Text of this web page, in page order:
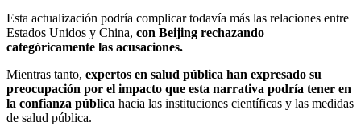
Esta actualización podría complicar todavía más las relaciones entre
Estados Unidos y China, con Beijing rechazando
categóricamente las acusaciones.
Mientras tanto, expertos en salud pública han expresado su
preocupación por el impacto que esta narrativa podría tener en
la confianza pública hacia las instituciones científicas y las medidas
de salud pública.